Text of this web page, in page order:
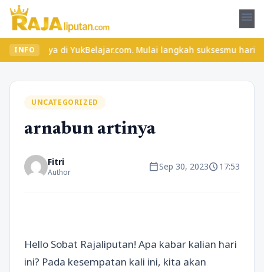
menu
INFOdi YukBelajar.com. Mulai langkah suksesmu hari ini! •
UNCATEGORIZED
arnabun artinya
Fitri
Author calendar_todaySep 30, 2023schedule17:53
Hello Sobat Rajaliputan! Apa kabar kalian hari
ini? Pada kesempatan kali ini, kita akan